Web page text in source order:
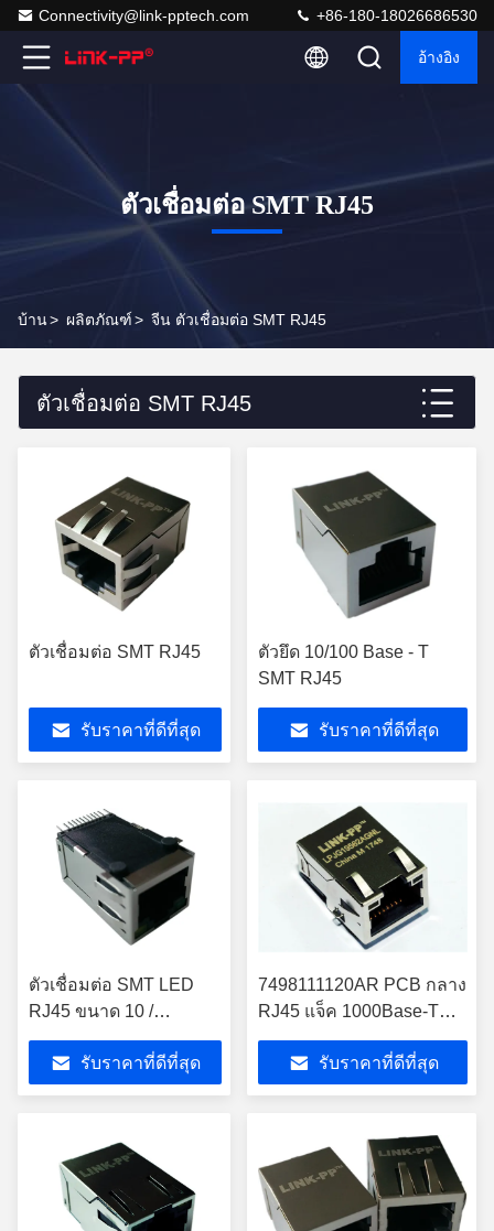
Connectivity@link-pptech.com +86-180-18026686530
อ้างอิง
ตัวเชื่อมต่อ SMT RJ45
บ้าน> ผลิตภัณฑ์> จีน ตัวเชื่อมต่อ SMT RJ45
ตัวเชื่อมต่อ SMT RJ45
ตัวเชื่อมต่อ SMT RJ45
รับราคาที่ดีที่สุด
ตัวยึด 10/100 Base - T
SMT RJ45
รับราคาที่ดีที่สุด
ตัวเชื่อมต่อ SMT LED
RJ45 ขนาด 10 /
100Mbps
LPJ3026ABNL
รับราคาที่ดีที่สุด
7498111120AR PCB กลาง
RJ45 แจ็ค 1000Base-T
SMT Industrial Temp
รับราคาที่ดีที่สุด